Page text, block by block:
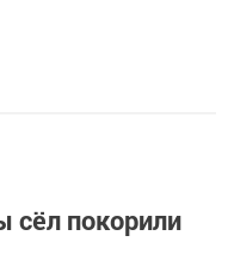
покорили